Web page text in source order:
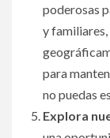
poderosas
y familiares,
para
no puedas
Explora